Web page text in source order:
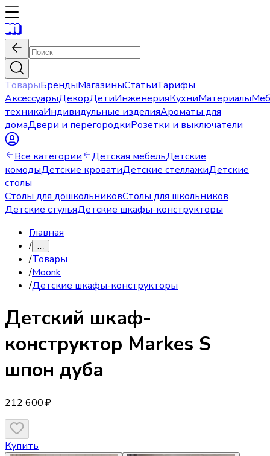
ТоварыБрендыМагазиныСтатьиТарифы
АксессуарыДекорДетиИнженерияКухниМатериалы
техникаИндивидульные изделияАроматы для
домаДвери и перегородкиРозетки и выключатели
Все категории Детская мебельДетские
комодыДетские кроватиДетские стеллажиДетские
столы
Столы для дошкольниковСтолы для школьников
Детские стульяДетские шкафы-конструкторы
Главная
/ …
/Товары
/Moonk
/Детские шкафы-конструкторы
Детский шкаф-
конструктор Markes S
шпон дуба
212 600 ₽
Купить